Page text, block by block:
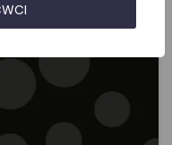
Cenedlaethol
yr Athro John